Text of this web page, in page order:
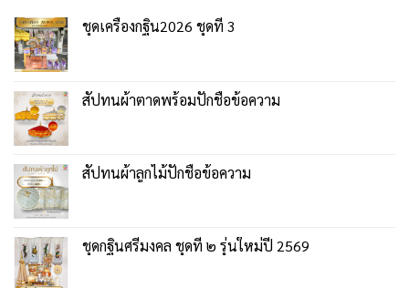
ชุดเครื่องกฐิน2026 ชุดที่ 3
สัปทนผ้าตาดพร้อมปักชื่อข้อความ
สัปทนผ้าลูกไม้ปักชื่อข้อความ
ชุดกฐินศรีมงคล ชุดที่ ๒ รุ่นใหม่ปี 2569